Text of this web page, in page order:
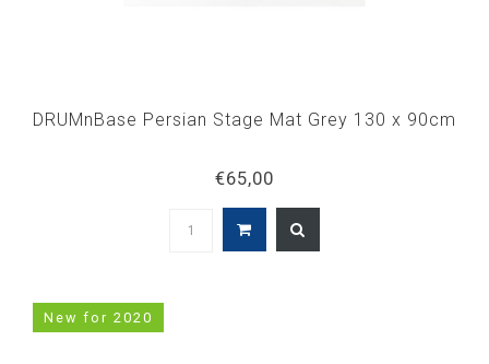
DRUMnBase Persian Stage Mat Grey 130 x 90cm
€65,00
New for 2020